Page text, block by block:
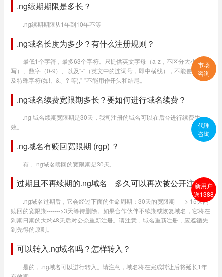
.ng续期期限是多长？
.ng续期期限从1年到10年不等
.ng域名长度为多少？有什么注册规则？
最低1个字符，最多63个字符。只提供英文字母（a-z，不区分大小
写）、数字（0-9）、以及"-"（英文中的连词号，即中横线），不能使用空格
及特殊字符(如!、&、? 等),"-"不能用作开头和结尾。
.ng域名续费宽限期多长？要如何进行域名续费？
.ng 域名续期宽限期是30天，我司注册的域名可以在后台进行续费生
效。
.ng域名有赎回宽限期 (rgp) ？
有，.ng域名赎回的宽限期是30天。
过期且不再续期的.ng域名，多久可以再次被公开注册？
.ng域名过期后，它会经过下面的生命周期：30天的宽限期-----> 15天内
赎回的宽限期------->3天等待删除。如果合作伙伴不续期或恢复域名，它将在
到期日期的大约48天后对公众重新注册。请注意，域名重新注册，应遵循先
到先得的原则。
可以转入.ng域名吗？怎样转入？
是的，.ng域名可以进行转入。请注意，域名将在完成转让后将延长1年
市场
咨询
代理
咨询
新用户
送1388